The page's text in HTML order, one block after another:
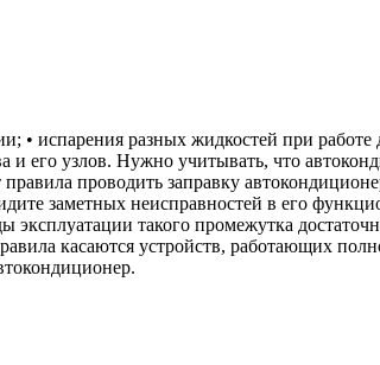
• испарения разных жидкостей при работе
его узлов. Нужно учитывать, что
проводить заправку
заметных неисправностей в его
эксплуатации такого промежутка
касаются устройств, работающих